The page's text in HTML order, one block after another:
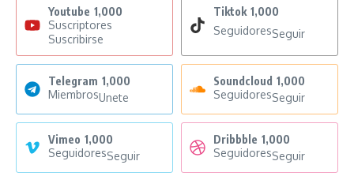
Youtube 1,000
Suscriptores
Suscribirse
Tiktok 1,000
SeguidoresSeguir
Telegram 1,000
MiembrosUnete
Soundcloud 1,000
SeguidoresSeguir
Vimeo 1,000
SeguidoresSeguir
Dribbble 1,000
SeguidoresSeguir